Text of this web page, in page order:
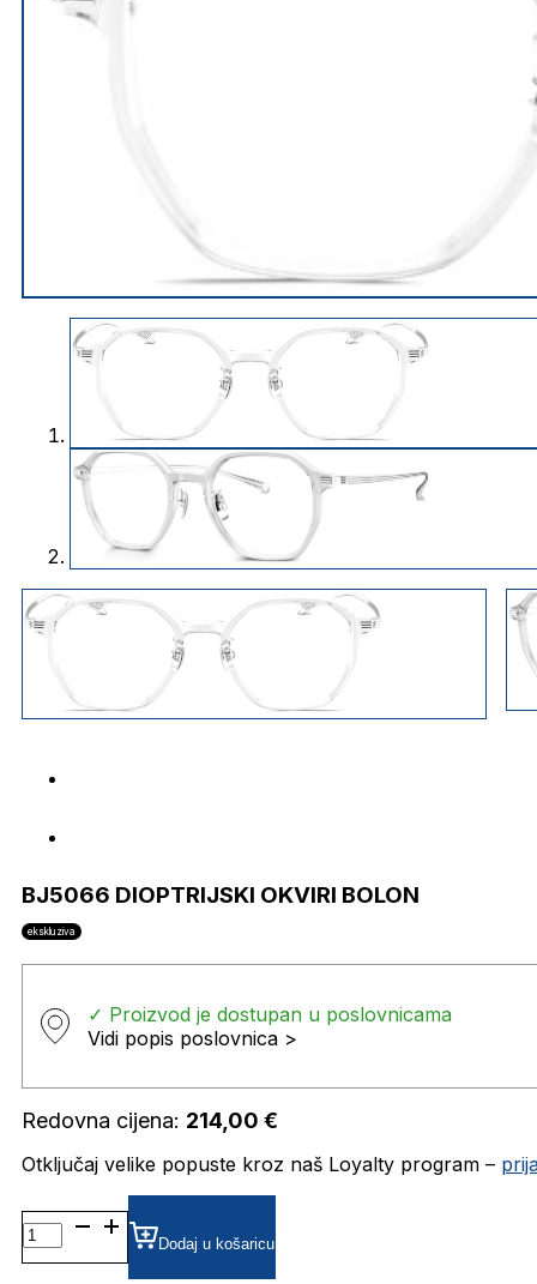
BJ5066 DIOPTRIJSKI OKVIRI BOLON
ekskluziva
✓ Proizvod je dostupan u poslovnicama
Vidi popis poslovnica >
Redovna cijena: 214,00 €
Otključaj velike popuste kroz naš Loyalty program –
BJ5066 DIOPTRIJSKI
OKVIRI
BOLON
Dodaj u košaricu